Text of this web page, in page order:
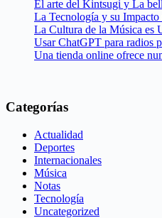
El arte del Kintsugi y La
La Tecnología y su
La Cultura de la Música es
Usar ChatGPT para radios
Una tienda online ofrece
Categorías
Actualidad
Deportes
Internacionales
Música
Notas
Tecnología
Uncategorized